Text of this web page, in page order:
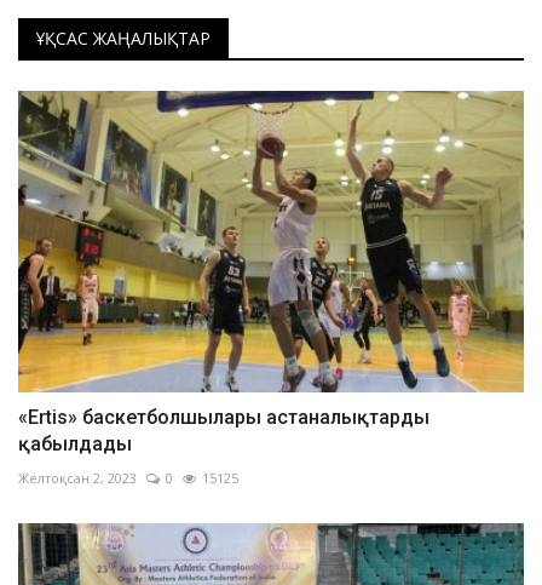
ҰҚСАС ЖАҢАЛЫҚТАР
«Ertis» баскетболшылары астаналықтарды
қабылдады
Желтоқсан 2, 2023 0 15125